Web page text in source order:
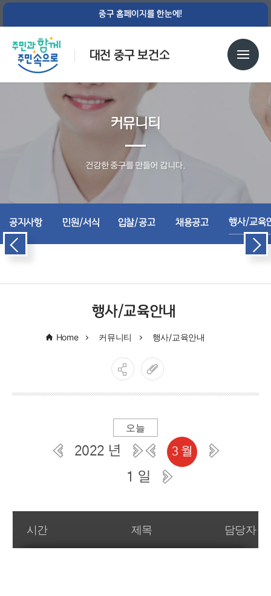
중구 홈페이지를 한눈에!
대전 중구 보건소
커뮤니티
건강한 중구를 만들어 갑니다.
공지사항 민원/서식 입찰/공고 채용공고 행사/교육
행사/교육안내
Home 커뮤니티 행사/교육안내
오늘
2022 년 3 월
1 일
일간 부서일정관리
시간 제목 담당자